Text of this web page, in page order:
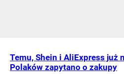
Temu, Shein i AliExpress już
Polaków zapytano o zakupy